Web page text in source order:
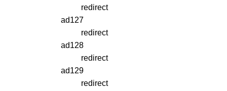
redirect
ad127
redirect
ad128
redirect
ad129
redirect